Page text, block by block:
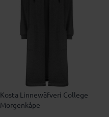
Kosta Linnewäfveri College
Morgenkåpe